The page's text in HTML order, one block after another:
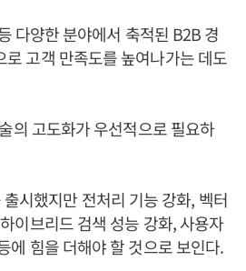
다양한 분야에서 축적된 B2B 경
로 고객 만족도를 높여나가는 데도
의 고도화가 우선적으로 필요하
출시했지만 전처리 기능 강화, 벡터
이브리드 검색 성능 강화, 사용자
에 힘을 더해야 할 것으로 보인다.